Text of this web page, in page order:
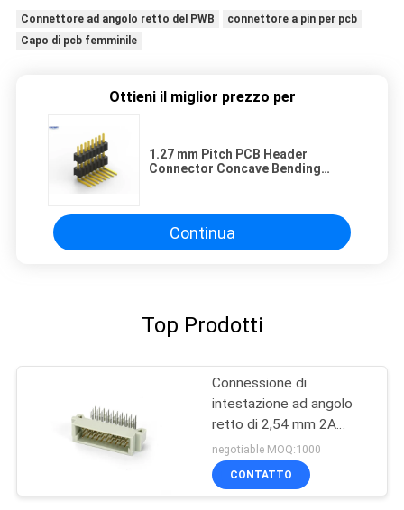
Connettore ad angolo retto del PWB
connettore a pin per pcb
Capo di pcb femminile
Ottieni il miglior prezzo per
1.27 mm Pitch PCB Header
Connector Concave Bending
Continua
Top Prodotti
Connessione di
intestazione ad angolo
retto di 2,54 mm 2A
3*10P
negotiable MOQ:1000
CONTATTO